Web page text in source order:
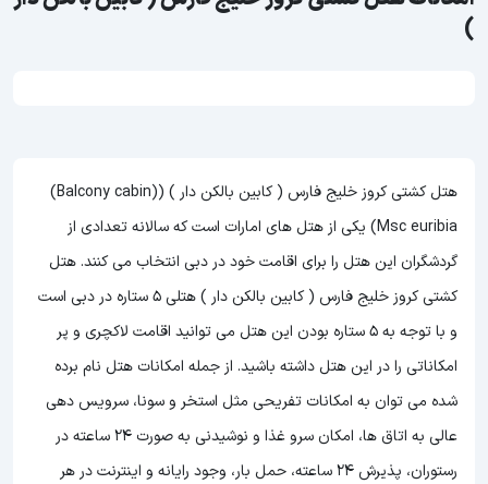
)
هتل کشتی کروز خلیج فارس ( کابین بالکن دار ) ((Balcony cabin)
Msc euribia) یکی از هتل های امارات است که سالانه تعدادی از
گردشگران این هتل را برای اقامت خود در دبی انتخاب می کنند. هتل
کشتی کروز خلیج فارس ( کابین بالکن دار ) هتلی 5 ستاره در دبی است
و با توجه به 5 ستاره بودن این هتل
می توانید اقامت لاکچری و پر
امکاناتی را در این هتل داشته باشید. از جمله امکانات هتل نام برده
شده می توان به امکانات تفریحی مثل استخر و سونا، سرویس دهی
عالی به اتاق ها، امکان سرو غذا و نوشیدنی به صورت 24 ساعته در
رستوران، پذیرش 24 ساعته، حمل بار، وجود رایانه و اینترنت در هر